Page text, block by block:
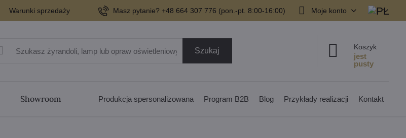
Warunki sprzedaży Masz pytanie? +48 664 307 776 (pon.-pt. 8:00-16:00) Moje konto
Szukaj Koszyk
Showroom Produkcja spersonalizowana Program B2B Blog Przykłady realizacji Kontakt